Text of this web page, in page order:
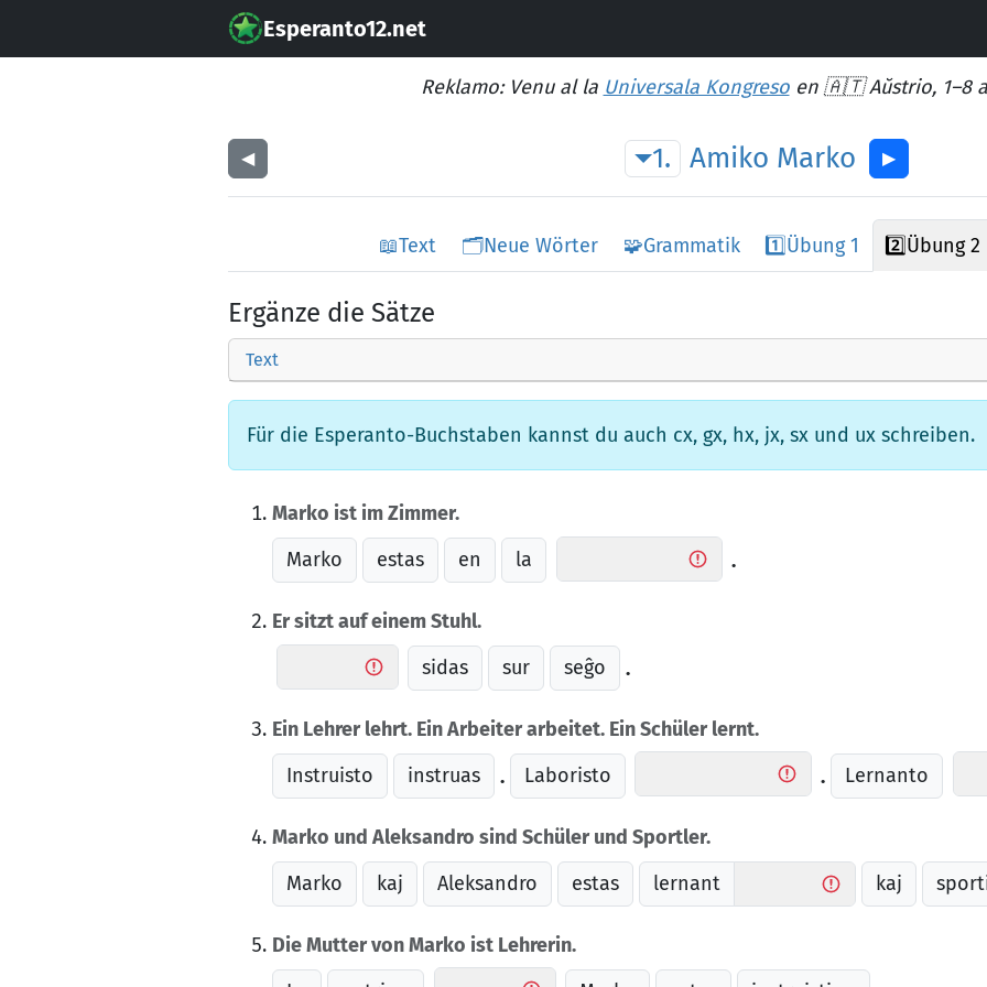
Esperanto12.net
Reklamo: Venu al la Universala Kongresoen 🇦🇹 Aŭstrio, 1–8
◀︎ 1. Amiko Marko ▶︎
📖Text 🗂️Neue Wörter 🧩Grammatik 1️⃣Übung 1 2️⃣Übung 2
Ergänze die Sätze
Text
Für die Esperanto-Buchstaben kannst du auch cx, gx, hx, jx, sx und ux schreiben.
Marko ist im Zimmer.
Marko
estas en la .
Er sitzt auf einem Stuhl.
sidas
sur seĝo .
Ein Lehrer lehrt. Ein Arbeiter arbeitet. Ein Schüler lernt.
Instruisto
instruas . Laboristo . Lernanto
Marko und Aleksandro sind Schüler und Sportler.
Marko
kaj Aleksandro estas lernant kaj
Die Mutter von Marko ist Lehrerin.